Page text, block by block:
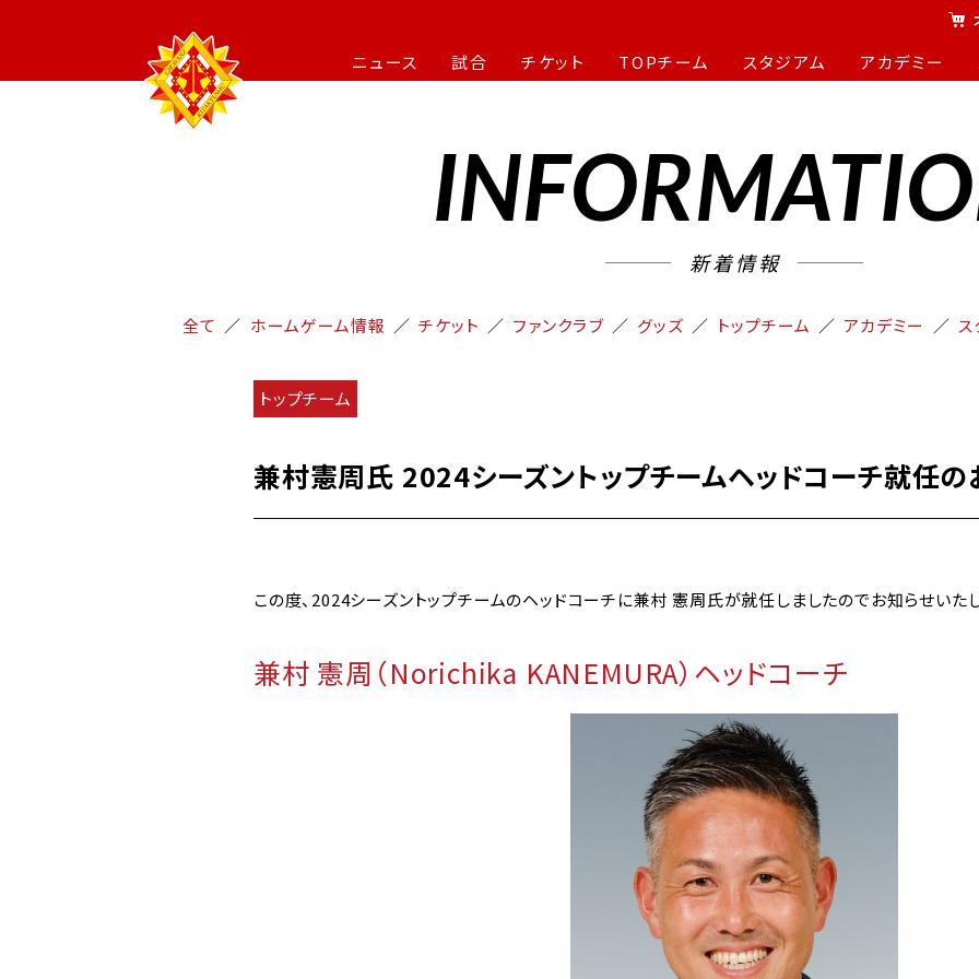
ニュース 試合 チケット TOPチーム スタジアム アカデミー
新着情報
全て ホームゲーム情報 チケット ファンクラブ グッズ トップチーム アカデミー
トップチーム
兼村憲周氏 2024シーズントップチームヘッドコーチ就任の
この度、2024シーズントップチームのヘッドコーチに兼村 憲周氏が就任しましたのでお知らせいた
兼村 憲周（Norichika KANEMURA）ヘッドコーチ